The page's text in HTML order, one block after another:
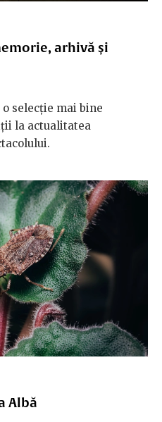
arhivă și
o selecție mai bine
la actualitatea
Albă